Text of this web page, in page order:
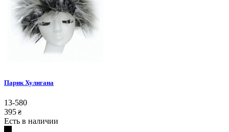
Парик Хулигана
13-580
395 ₴
Есть в наличии